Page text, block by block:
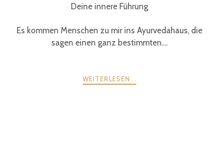
Deine innere Führung
Es kommen Menschen zu mir ins Ayurvedahaus, die
sagen einen ganz bestimmten....
WEITERLESEN...